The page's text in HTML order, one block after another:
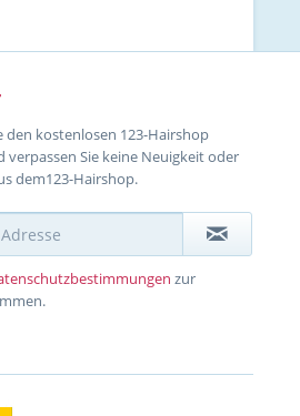
den kostenlosen 123-Hairshop
verpassen Sie keine Neuigkeit oder
dem123-Hairshop.
zur